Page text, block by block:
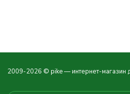
2009-2026 © pike — интернет-магазин